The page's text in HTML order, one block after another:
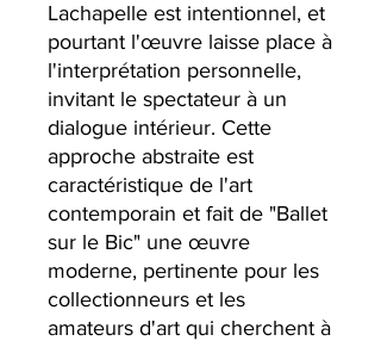
Lachapelle est intentionnel, et
pourtant l'œuvre laisse place à
l'interprétation personnelle,
invitant le spectateur à un
dialogue intérieur. Cette
approche abstraite est
caractéristique de l'art
contemporain et fait de "Ballet
sur le Bic" une œuvre
moderne, pertinente pour les
collectionneurs et les
amateurs d'art qui cherchent à